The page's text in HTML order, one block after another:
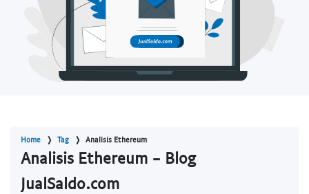
Home Tag Analisis Ethereum
Analisis Ethereum - Blog
JualSaldo.com